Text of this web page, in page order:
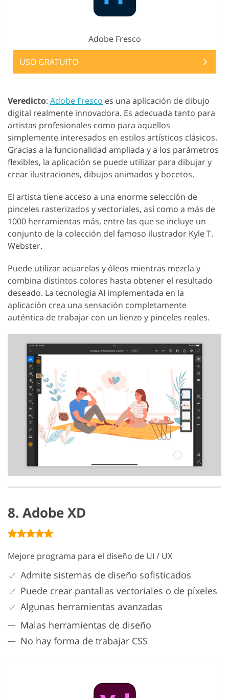
Adobe Fresco
USO GRATUITO
Veredicto: Adobe Fresco es una aplicación de dibujo
digital realmente innovadora. Es adecuada tanto para
artistas profesionales como para aquellos
simplemente interesados en estilos artísticos clásicos.
Gracias a la funcionalidad ampliada y a los parámetros
flexibles, la aplicación se puede utilizar para dibujar y
crear ilustraciones, dibujos animados y bocetos.
El artista tiene acceso a una enorme selección de
pinceles rasterizados y vectoriales, así como a más de
1000 herramientas más, entre las que se incluye un
conjunto de la colección del famoso ilustrador Kyle T.
Webster.
Puede utilizar acuarelas y óleos mientras mezcla y
combina distintos colores hasta obtener el resultado
deseado. La tecnología AI implementada en la
aplicación crea una sensación completamente
auténtica de trabajar con un lienzo y pinceles reales.
8. Adobe XD
Mejore programa para el diseño de UI / UX
Admite sistemas de diseño sofisticados
Puede crear pantallas vectoriales o de píxeles
Algunas herramientas avanzadas
Malas herramientas de diseño
No hay forma de trabajar CSS